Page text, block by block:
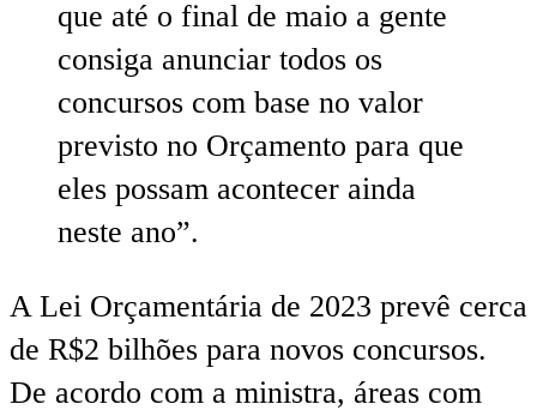
que até o final de maio a gente
consiga anunciar todos os
concursos com base no valor
previsto no Orçamento para que
eles possam acontecer ainda
neste ano”.
A Lei Orçamentária de 2023 prevê cerca
de R$2 bilhões para novos concursos.
De acordo com a ministra, áreas com